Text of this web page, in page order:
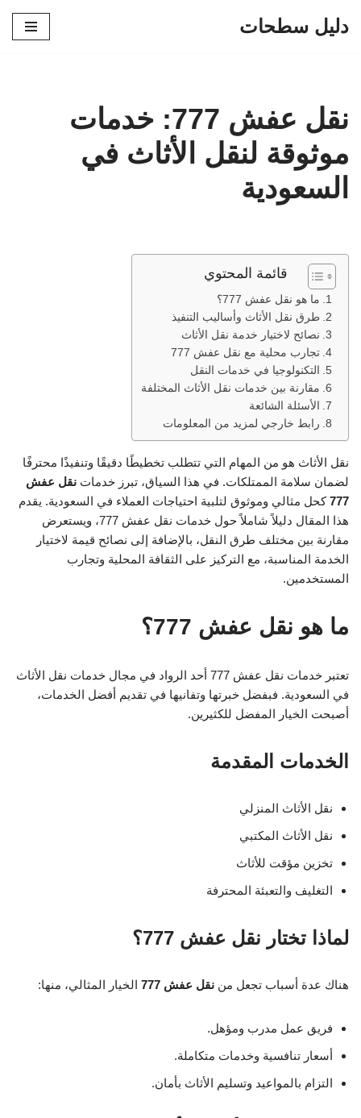
دليل سطحات
نقل عفش 777: خدمات
موثوقة لنقل الأثاث في
السعودية
قائمة المحتوي
ما هو نقل عفش 777؟
طرق نقل الأثاث وأساليب التنفيذ
نصائح لاختيار خدمة نقل الأثاث
تجارب محلية مع نقل عفش 777
التكنولوجيا في خدمات النقل
مقارنة بين خدمات نقل الأثاث المختلفة
الأسئلة الشائعة
رابط خارجي لمزيد من المعلومات
نقل الأثاث هو من المهام التي تتطلب تخطيطًا دقيقًا وتنفيذًا محترفًا
لضمان سلامة الممتلكات. في هذا السياق، تبرز خدمات نقل عفش
777كحل مثالي وموثوق لتلبية احتياجات العملاء في السعودية. يقدم
هذا المقال دليلاً شاملاً حول خدمات نقل عفش 777، ويستعرض
مقارنة بين مختلف طرق النقل، بالإضافة إلى نصائح قيمة لاختيار
الخدمة المناسبة، مع التركيز على الثقافة المحلية وتجارب
المستخدمين.
ما هو نقل عفش 777؟
تعتبر خدمات نقل عفش 777 أحد الرواد في مجال خدمات نقل الأثاث
في السعودية. فبفضل خبرتها وتفانيها في تقديم أفضل الخدمات،
أصبحت الخيار المفضل للكثيرين.
الخدمات المقدمة
نقل الأثاث المنزلي
نقل الأثاث المكتبي
تخزين مؤقت للأثاث
التغليف والتعبئة المحترفة
لماذا تختار نقل عفش 777؟
هناك عدة أسباب تجعل من نقل عفش 777 الخيار المثالي، منها:
فريق عمل مدرب ومؤهل.
أسعار تنافسية وخدمات متكاملة.
التزام بالمواعيد وتسليم الأثاث بأمان.